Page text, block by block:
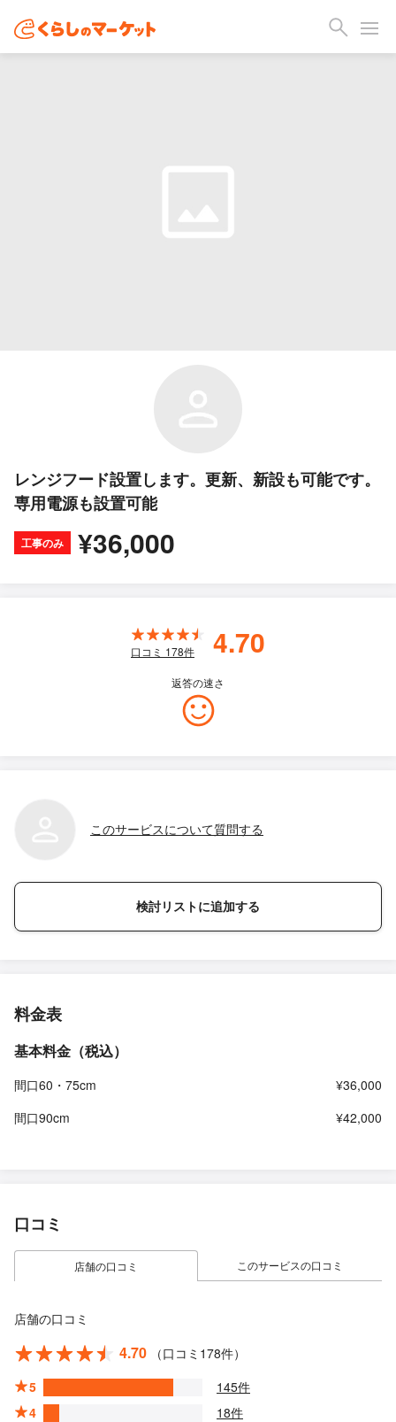
レンジフード設置します。更新、新設も可能です。
専用電源も設置可能
工事のみ ¥36,000
口コミ 178件 4.70
返答の速さ
このサービスについて質問する
検討リストに追加する
料金表
基本料金（税込）
間口60・75cm
¥36,000
間口90cm
¥42,000
口コミ
店舗の口コミ このサービスの口コミ
店舗の口コミ
4.70
（口コミ178件）
5
145件
4
18件